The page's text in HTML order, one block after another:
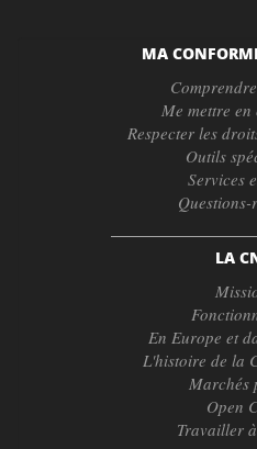
MA
Me mettre
Respecter les
Outils
Services
Questions-
LA
En Europe et
L'histoire de la
Marchés
Open
Travailler